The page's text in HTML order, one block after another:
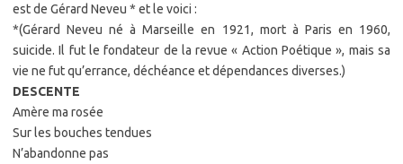
est de Gérard Neveu * et le voici :
*(Gérard Neveu né à Marseille en 1921, mort à Paris en 1960,
suicide. Il fut le fondateur de la revue « Action Poétique », mais sa
vie ne fut qu’errance, déchéance et dépendances diverses.)
DESCENTE
Amère ma rosée
Sur les bouches tendues
N’abandonne pas